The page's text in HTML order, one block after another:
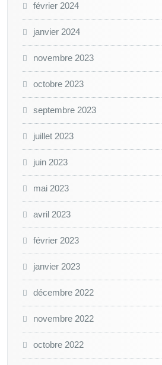
février 2024
janvier 2024
novembre 2023
octobre 2023
septembre 2023
juillet 2023
juin 2023
mai 2023
avril 2023
février 2023
janvier 2023
décembre 2022
novembre 2022
octobre 2022